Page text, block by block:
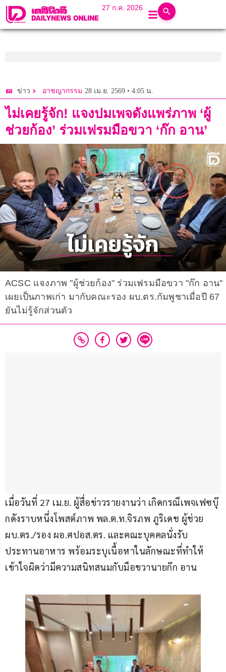
27 ก.ค. 2026
ข่าว อาชญากรรม 28 เม.ย. 2569 • 4:05 น.
ไม่เคยรู้จัก! แจงปมเพจดังแพร่ภาพ ‘ผู้
ช่วยก้อง’ ร่วมเฟรมมือขวา ‘ก๊ก อาน’
ACSC แจงภาพ "ผู้ช่วยก้อง" ร่วมเฟรมมือขวา "ก๊ก อาน"
เผยเป็นภาพเก่า มากับคณะรอง ผบ.ตร.กัมพูชาเมื่อปี 67
ยันไม่รู้จักส่วนตัว
เมื่อวันที่ 27 เม.ย. ผู้สื่อข่าวรายงานว่า เกิดกรณีเพจเฟซบุ๊
กดังราบหนึ่งโพสต์ภาพ พล.ต.ท.จิรภพ ภูริเดช ผู้ช่วย
ผบ.ตร./รอง ผอ.ศปอส.ตร. และคณะบุคคลนั่งรับ
ประทานอาหาร พร้อมระบุเนื้อหาในลักษณะที่ทำให้
เข้าใจผิดว่ามีความสนิทสนมกับมือขวานายก๊ก อาน